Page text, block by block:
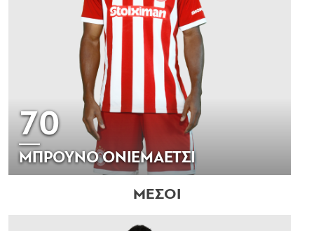
70
ΜΠΡΟΥΝΟ ΟΝΙΕΜΑΕΤΣΙ
ΜΕΣΟΙ